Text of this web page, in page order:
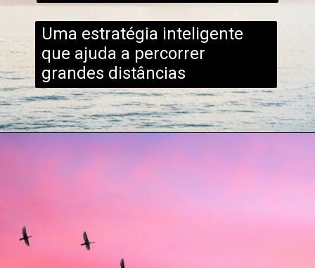
Uma estratégia inteligente
que ajuda a percorrer
grandes distâncias